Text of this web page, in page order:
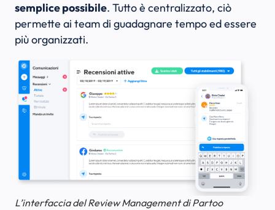
semplice possibile. Tutto è centralizzato, ciò
permette ai team di guadagnare tempo ed essere
più organizzati.
L’interfaccia del Review Management di Partoo